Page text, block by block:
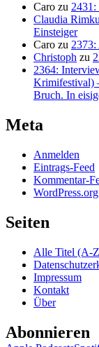
Caro zu
Claudia
Einsteiger
Caro zu
Christoph zu
2364:
Krimifestival)
Bruch. In
Meta
Anmelden
Eintrags-Feed
Kommentar-
WordPress.org
Seiten
Alle Titel (A-
Impressum
Kontakt
Über
Abonnieren